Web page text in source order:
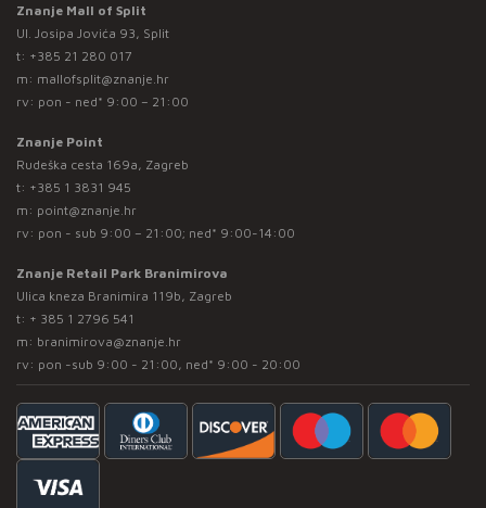
Znanje Mall of Split
Ul. Josipa Jovića 93, Split
t: +385 21 280 017
m: mallofsplit@znanje.hr
rv: pon - ned* 9:00 – 21:00
Znanje Point
Rudeška cesta 169a, Zagreb
t: +385 1 3831 945
m: point@znanje.hr
rv: pon - sub 9:00 – 21:00; ned* 9:00-14:00
Znanje Retail Park Branimirova
Ulica kneza Branimira 119b, Zagreb
t: + 385 1 2796 541
m: branimirova@znanje.hr
rv: pon -sub 9:00 - 21:00, ned* 9:00 - 20:00